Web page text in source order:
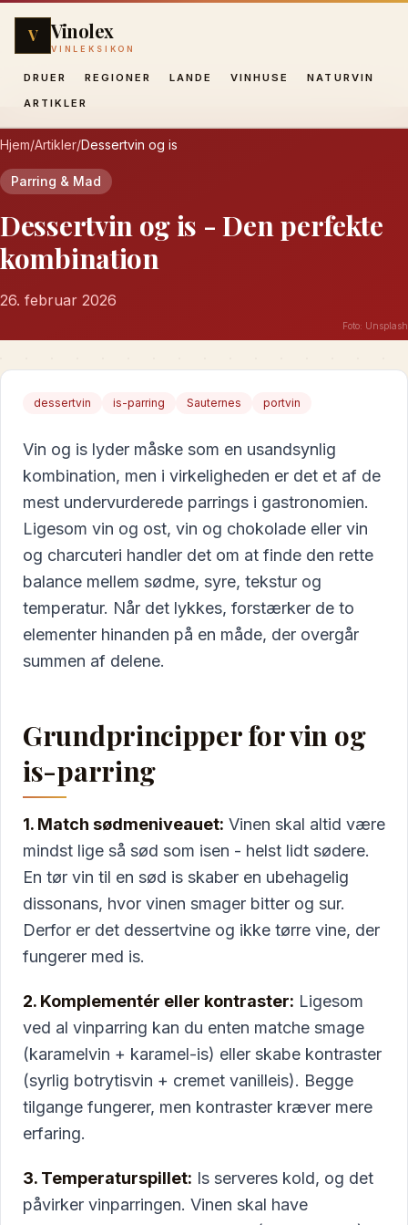
V Vinolex
VINLEKSIKON
DRUER REGIONER LANDE VINHUSE
NATURVIN
ARTIKLER
Hjem/Artikler/Dessertvin og is
Parring & Mad
Dessertvin og is - Den perfekte
kombination
26. februar 2026
Foto: Unsplash
dessertvin is-parring Sauternes portvin
Vin og is lyder måske som en usandsynlig
kombination, men i virkeligheden er det et af de
mest undervurderede parrings i gastronomien.
Ligesom vin og ost, vin og chokolade eller vin
og charcuteri handler det om at finde den rette
balance mellem sødme, syre, tekstur og
temperatur. Når det lykkes, forstærker de to
elementer hinanden på en måde, der overgår
summen af delene.
Grundprincipper for vin og
is-parring
1. Match sødmeniveauet: Vinen skal altid være
mindst lige så sød som isen - helst lidt sødere.
En tør vin til en sød is skaber en ubehagelig
dissonans, hvor vinen smager bitter og sur.
Derfor er det dessertvine og ikke tørre vine, der
fungerer med is.
2. Komplementér eller kontraster: Ligesom
ved al vinparring kan du enten matche smage
(karamelvin + karamel-is) eller skabe kontraster
(syrlig botrytisvin + cremet vanilleis). Begge
tilgange fungerer, men kontraster kræver mere
erfaring.
3. Temperaturspillet: Is serveres kold, og det
påvirker vinparringen. Vinen skal have